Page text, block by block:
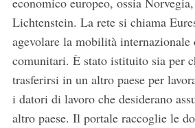
Lichtenstein. La rete si chiama
agevolare la mobilità internazionale
comunitari. È stato istituito sia per
trasferirsi in un altro paese per
i datori di lavoro che desiderano
altro paese. Il portale raccoglie le